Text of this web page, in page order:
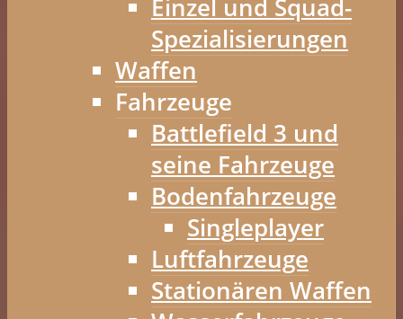
Einzel und Squad-
Spezialisierungen
Waffen
Fahrzeuge
Battlefield 3 und
seine Fahrzeuge
Bodenfahrzeuge
Singleplayer
Luftfahrzeuge
Stationären Waffen